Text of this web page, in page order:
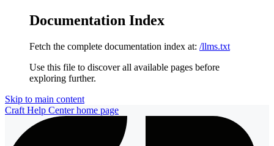
Documentation Index
Fetch the complete documentation index at: /llms.txt
Use this file to discover all available pages before
exploring further.
Skip to main content
Craft Help Centerhome page